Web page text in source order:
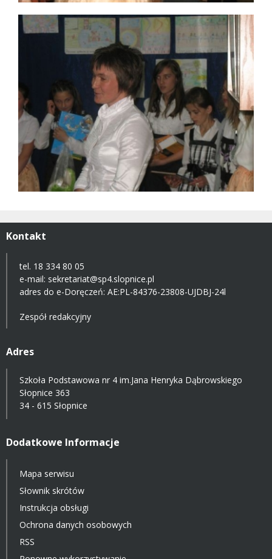
Kontakt
tel. 18 334 80 05
e-mail: sekretariat@sp4.slopnice.pl
adres do e-Doręczeń: AE:PL-84376-23808-UJDBJ-24l
Zespół redakcyjny
Adres
Szkoła Podstawowa nr 4 im.Jana Henryka Dąbrowskiego
Słopnice 363
34 - 615 Słopnice
Dodatkowe Informacje
Mapa serwisu
Słownik skrótów
Instrukcja obsługi
Ochrona danych osobowych
RSS